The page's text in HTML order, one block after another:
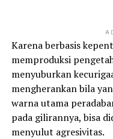
Karena berbasis
memproduksi
menyuburkan
mengherankan bila
warna utama
pada gilirannya, bisa
menyulut agresivitas.